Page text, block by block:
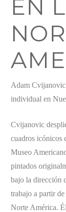
EN
Adam Cvijanovic
individual en
Cvijanovic
cuadros icónicos
Museo
pintados
bajo la dirección
trabajo a partir
Norte América.